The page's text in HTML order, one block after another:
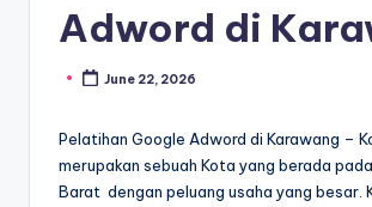
Adword di
June 22, 2026
Pelatihan Google Adword di Karawang –
merupakan sebuah Kota yang berada
Barat dengan peluang usaha yang besar.